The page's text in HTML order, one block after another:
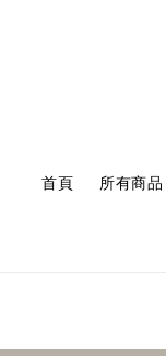
首頁 所有商品